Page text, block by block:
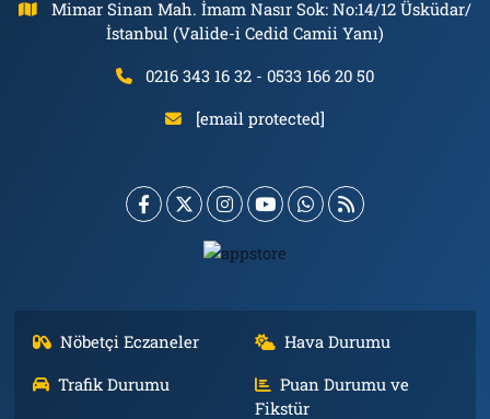
Mimar Sinan Mah. İmam Nasır Sok: No:14/12 Üsküdar/
İstanbul (Valide-i Cedid Camii Yanı)
0216 343 16 32 - 0533 166 20 50
[email protected]
Nöbetçi Eczaneler
Hava Durumu
Trafik Durumu
Puan Durumu ve
Fikstür